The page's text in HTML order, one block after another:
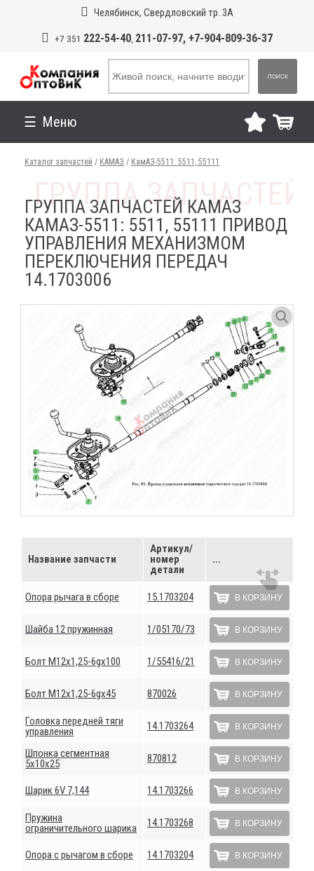
Челябинск, Свердловский тр. 3А
+7 351 222-54-40, 211-07-97, +7-904-809-36-37
ПОИСК
Меню
Каталог запчастей / КАМАЗ / КамАЗ-5511: 5511, 55111
ГРУППА ЗАПЧАСТЕЙ КАМАЗ
КАМАЗ-5511: 5511, 55111 ПРИВОД
УПРАВЛЕНИЯ МЕХАНИЗМОМ
ПЕРЕКЛЮЧЕНИЯ ПЕРЕДАЧ
14.1703006
Название запчасти
Артикул/
номер
детали
...
Опора рычага в сборе 15.1703204 В КОРЗИНУ
Шайба 12 пружинная 1/05170/73 В КОРЗИНУ
Болт М12х1,25-6gх100 1/55416/21 В КОРЗИНУ
Болт М12х1,25-6gх45 870026 В КОРЗИНУ
Головка передней тяги
управления
14.1703264 В КОРЗИНУ
Шпонка сегментная
5х10х25
870812 В КОРЗИНУ
Шарик 6V 7,144 14.1703266 В КОРЗИНУ
Пружина
ограничительного шарика
14.1703268 В КОРЗИНУ
Опора с рычагом в сборе 14.1703204 В КОРЗИНУ